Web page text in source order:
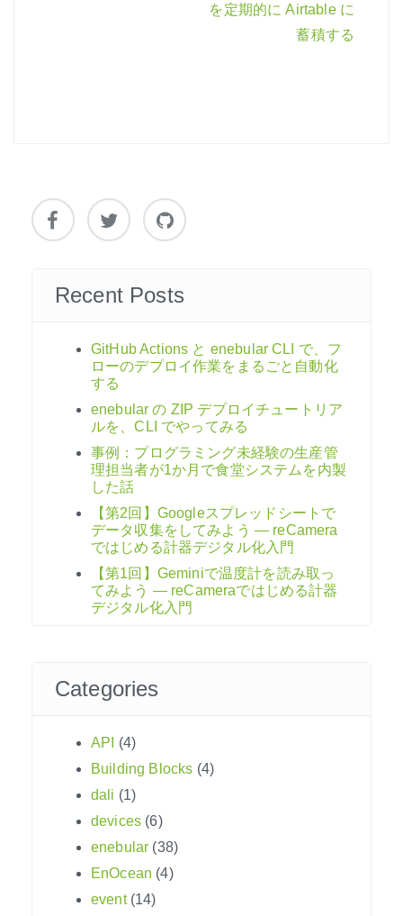
ョ
を定期的に Airtable に
蓄積する
Recent Posts
GitHub Actions と enebular CLI で、フ
ローのデプロイ作業をまるごと自動化
する
enebular の ZIP デプロイチュートリア
ルを、CLI でやってみる
事例：プログラミング未経験の生産管
理担当者が1か月で食堂システムを内製
した話
【第2回】Googleスプレッドシートで
データ収集をしてみよう ― reCamera
ではじめる計器デジタル化入門
【第1回】Geminiで温度計を読み取っ
てみよう ― reCameraではじめる計器
デジタル化入門
Categories
API
(4)
Building Blocks (4)
dali (1)
devices (6)
enebular (38)
EnOcean (4)
event(14)